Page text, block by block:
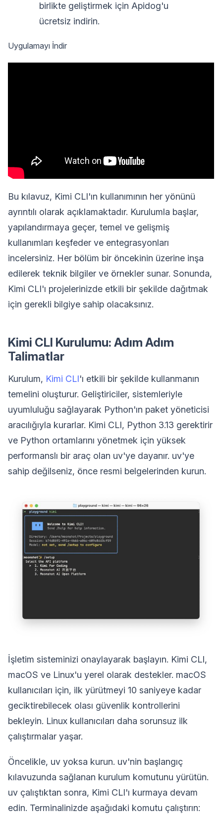
birlikte geliştirmek için Apidog'u
ücretsiz indirin.
Uygulamayı İndir
Bu kılavuz, Kimi CLI'ın kullanımının her yönünü
ayrıntılı olarak açıklamaktadır. Kurulumla başlar,
yapılandırmaya geçer, temel ve gelişmiş
kullanımları keşfeder ve entegrasyonları
incelersiniz. Her bölüm bir öncekinin üzerine inşa
edilerek teknik bilgiler ve örnekler sunar. Sonunda,
Kimi CLI'ı projelerinizde etkili bir şekilde dağıtmak
için gerekli bilgiye sahip olacaksınız.
Kimi CLI Kurulumu: Adım Adım
Talimatlar
Kurulum, Kimi CLI'ı etkili bir şekilde kullanmanın
temelini oluşturur. Geliştiriciler, sistemleriyle
uyumluluğu sağlayarak Python'ın paket yöneticisi
aracılığıyla kurarlar. Kimi CLI, Python 3.13 gerektirir
ve Python ortamlarını yönetmek için yüksek
performanslı bir araç olan uv'ye dayanır. uv'ye
sahip değilseniz, önce resmi belgelerinden kurun.
İşletim sisteminizi onaylayarak başlayın. Kimi CLI,
macOS ve Linux'u yerel olarak destekler. macOS
kullanıcıları için, ilk yürütmeyi 10 saniyeye kadar
geciktirebilecek olası güvenlik kontrollerini
bekleyin. Linux kullanıcıları daha sorunsuz ilk
çalıştırmalar yaşar.
Öncelikle, uv yoksa kurun. uv'nin başlangıç
kılavuzunda sağlanan kurulum komutunu yürütün.
uv çalıştıktan sonra, Kimi CLI'ı kurmaya devam
edin. Terminalinizde aşağıdaki komutu çalıştırın: